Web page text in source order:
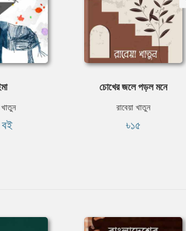
খাতুন
চোখের জলে পড়ল মনে
রাবেয়া খাতুন
৳১৫